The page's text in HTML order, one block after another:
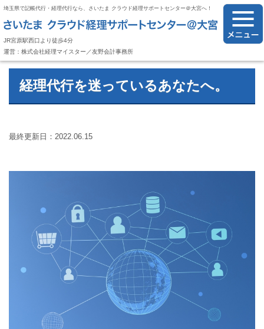
埼玉県で記帳代行・経理代行なら、さいたま クラウド経理サポートセンター＠大宮へ！
JR宮原駅西口より徒歩4分
運営：株式会社経理マイスター／友野会計事務所
経理代行を迷っているあなたへ。
最終更新日：2022.06.15